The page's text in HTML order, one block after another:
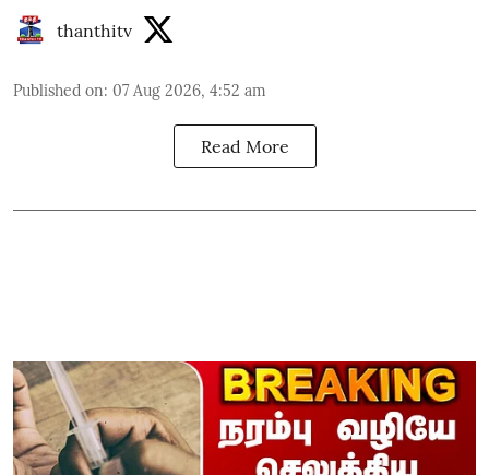
thanthitv
Published on: 07 Aug 2026, 4:52 am
Read More